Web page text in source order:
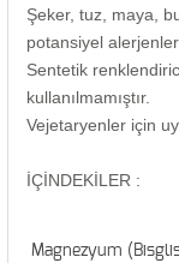
Şeker, tuz, maya,
potansiyel
Sentetik
kullanılmamıştır.
Vejetaryenler için
İÇİNDEKİLER :
Magnezyum